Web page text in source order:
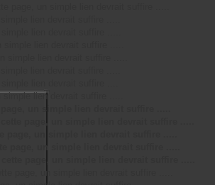
lien devrait suffire .....
un simple lien devrait suffire .....
page, un simple lien devrait suffire .....
un simple lien devrait suffire .....
page, un simple lien devrait suffire .....
page, un simple lien devrait suffire .....
page, un simple lien devrait suffire .....